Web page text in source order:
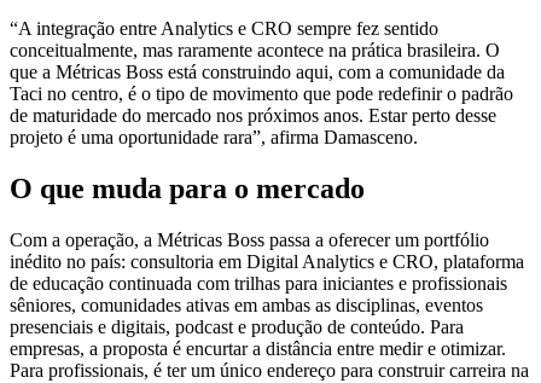
“A integração entre Analytics e CRO sempre fez sentido
conceitualmente, mas raramente acontece na prática brasileira. O
que a Métricas Boss está construindo aqui, com a comunidade da
Taci no centro, é o tipo de movimento que pode redefinir o padrão
de maturidade do mercado nos próximos anos. Estar perto desse
projeto é uma oportunidade rara”, afirma Damasceno.
O que muda para o mercado
Com a operação, a Métricas Boss passa a oferecer um portfólio
inédito no país: consultoria em Digital Analytics e CRO, plataforma
de educação continuada com trilhas para iniciantes e profissionais
sêniores, comunidades ativas em ambas as disciplinas, eventos
presenciais e digitais, podcast e produção de conteúdo. Para
empresas, a proposta é encurtar a distância entre medir e otimizar.
Para profissionais, é ter um único endereço para construir carreira na